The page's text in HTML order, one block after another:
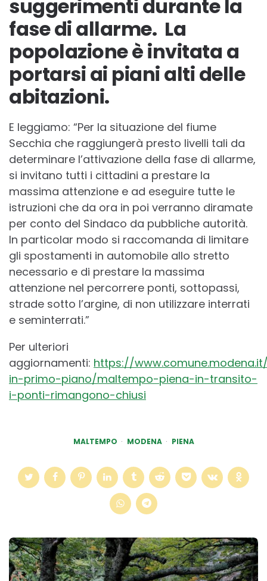
suggerimenti durante la
fase di allarme. La
popolazione è invitata a
portarsi ai piani alti delle
abitazioni.
E leggiamo: “Per la situazione del fiume
Secchia che raggiungerà presto livelli tali da
determinare l’attivazione della fase di allarme,
si invitano tutti i cittadini a prestare la
massima attenzione e ad eseguire tutte le
istruzioni che da ora in poi verranno diramate
per conto del Sindaco da pubbliche autorità.
In particolar modo si raccomanda di limitare
gli spostamenti in automobile allo stretto
necessario e di prestare la massima
attenzione nel percorrere ponti, sottopassi,
strade sotto l’argine, di non utilizzare interrati
e seminterrati.”
Per ulteriori
aggiornamenti: https://
in-primo-piano/maltempo-piena-in-transito-
i-ponti-rimangono-chiusi
MALTEMPO MODENA PIENA
Post
navigation